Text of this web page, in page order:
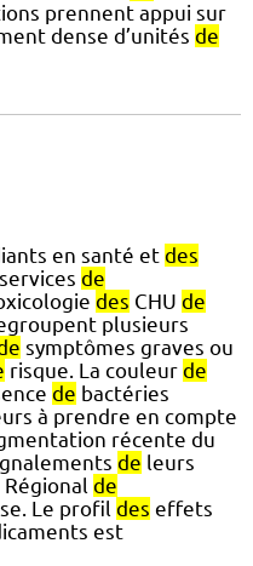
prennent appui sur
dense d’unités de
en santé et des
de
des CHU de
plusieurs
symptômes graves ou
risque. La couleur de
de bactéries
à prendre en compte
récente du
de leurs
de
Le profil des effets
est